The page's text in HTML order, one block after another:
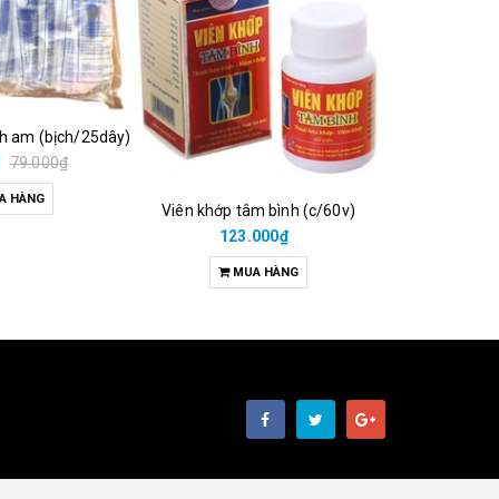
am (bịch/25dây)
79.000₫
HÀNG
Viên khớp tâm bình (c/60v)
123.000₫
MUA HÀNG